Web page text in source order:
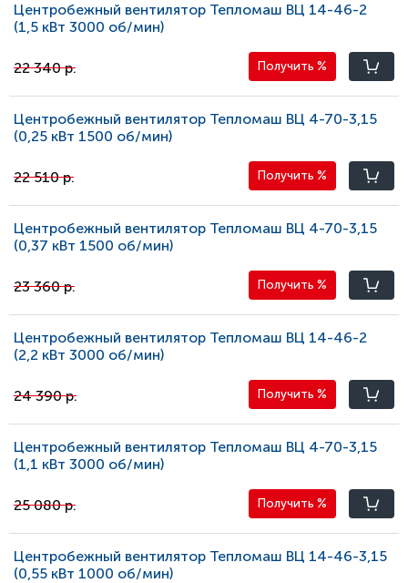
Центробежный вентилятор Тепломаш ВЦ 14-46-2
(1,5 кВт 3000 oб/мин)
22 340 р. Получить %
Центробежный вентилятор Тепломаш ВЦ 4-70-3,15
(0,25 кВт 1500 oб/мин)
22 510 р. Получить %
Центробежный вентилятор Тепломаш ВЦ 4-70-3,15
(0,37 кВт 1500 oб/мин)
23 360 р. Получить %
Центробежный вентилятор Тепломаш ВЦ 14-46-2
(2,2 кВт 3000 oб/мин)
24 390 р. Получить %
Центробежный вентилятор Тепломаш ВЦ 4-70-3,15
(1,1 кВт 3000 oб/мин)
25 080 р. Получить %
Центробежный вентилятор Тепломаш ВЦ 14-46-3,15
(0,55 кВт 1000 oб/мин)